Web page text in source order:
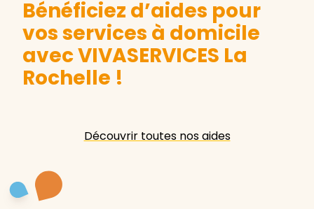
Bénéficiez d’aides pour
vos services à domicile
avec VIVASERVICES La
Rochelle !
Découvrir toutes nos aides